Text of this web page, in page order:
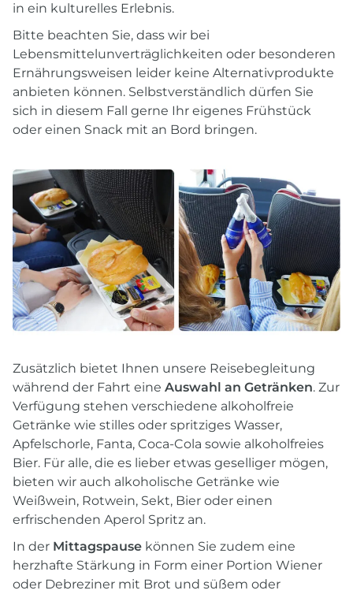
in ein kulturelles Erlebnis.
Bitte beachten Sie, dass wir bei
Lebensmittelunverträglichkeiten oder besonderen
Ernährungsweisen leider keine Alternativprodukte
anbieten können. Selbstverständlich dürfen Sie
sich in diesem Fall gerne Ihr eigenes Frühstück
oder einen Snack mit an Bord bringen.
Zusätzlich bietet Ihnen unsere Reisebegleitung
während der Fahrt eine Auswahl an Getränken. Zur
Verfügung stehen verschiedene alkoholfreie
Getränke wie stilles oder spritziges Wasser,
Apfelschorle, Fanta, Coca-Cola sowie alkoholfreies
Bier. Für alle, die es lieber etwas geselliger mögen,
bieten wir auch alkoholische Getränke wie
Weißwein, Rotwein, Sekt, Bier oder einen
erfrischenden Aperol Spritz an.
In der Mittagspause können Sie zudem eine
herzhafte Stärkung in Form einer Portion Wiener
oder Debreziner mit Brot und süßem oder